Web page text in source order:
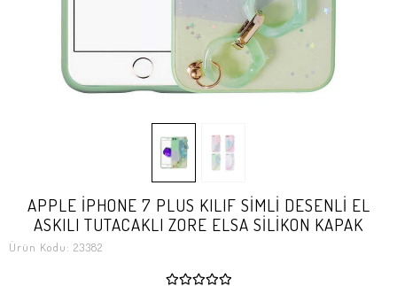
APPLE İPHONE 7 PLUS KILIF SİMLİ DESENLİ EL
ASKILI TUTACAKLI ZORE ELSA SİLİKON KAPAK
Ürün Kodu: 23382